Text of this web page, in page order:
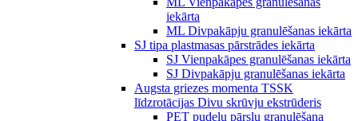
iekārta
ML Divpakāpju granulēšanas iekārta
SJ tipa plastmasas pārstrādes iekārta
SJ Vienpakāpes granulēšanas iekārta
SJ Divpakāpju granulēšanas iekārta
Augsta griezes momenta TSSK
līdzrotācijas Divu skrūvju ekstrūderis
PET pudeļu pārslu granulēšana